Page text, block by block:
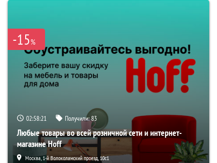
-15%
02:58:20 Получили:83
Любые товары во всей розничной сети и интернет-
магазине Hoff
Москва, 1-й Волоколамский проезд, 10с1